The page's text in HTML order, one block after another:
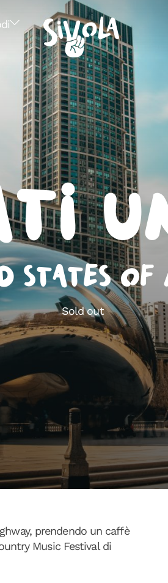
States of
Sold out
prendendo un caffè
Music Festival di